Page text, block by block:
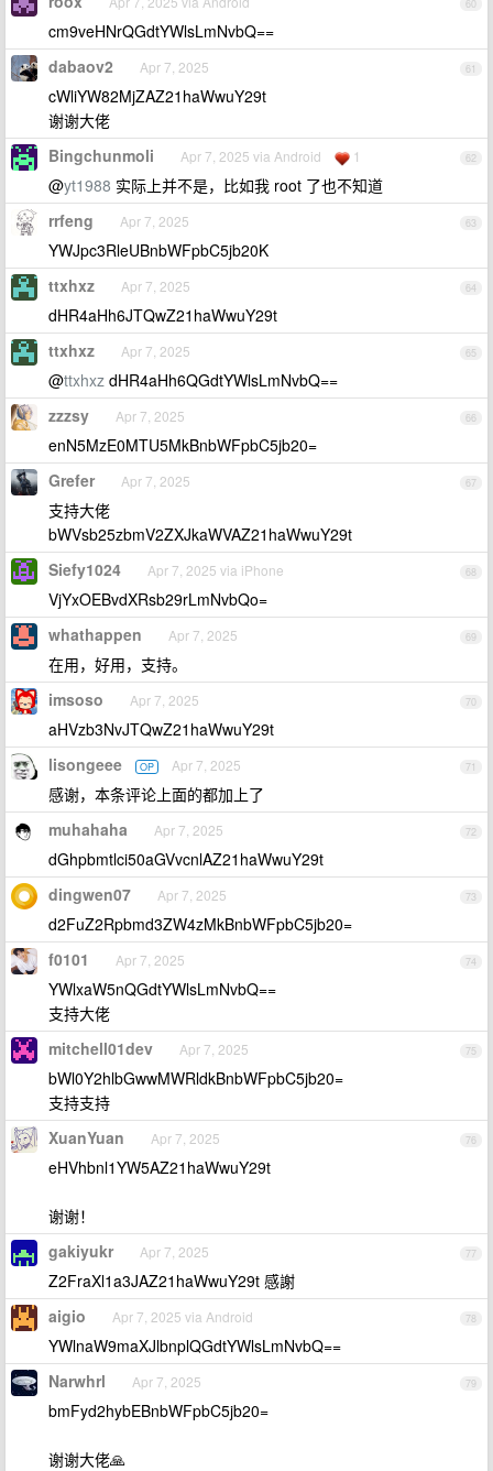
60
cm9veHNrQGdtYWlsLmNvbQ==
61
dabaov2 Apr 7, 2025
cWliYW82MjZAZ21haWwuY29t
谢谢大佬
62
Bingchunmoli Apr 7, 2025 via Android 1
@yt1988 实际上并不是，比如我 root 了也不知道
63
rrfeng Apr 7, 2025
YWJpc3RleUBnbWFpbC5jb20K
64
ttxhxz Apr 7, 2025
dHR4aHh6JTQwZ21haWwuY29t
65
ttxhxz Apr 7, 2025
@ttxhxz dHR4aHh6QGdtYWlsLmNvbQ==
66
zzzsy Apr 7, 2025
enN5MzE0MTU5MkBnbWFpbC5jb20=
67
Grefer Apr 7, 2025
支持大佬
bWVsb25zbmV2ZXJkaWVAZ21haWwuY29t
68
Siefy1024 Apr 7, 2025 via iPhone
VjYxOEBvdXRsb29rLmNvbQo=
69
whathappen Apr 7, 2025
在用，好用，支持。
70
imsoso Apr 7, 2025
aHVzb3NvJTQwZ21haWwuY29t
71
lisongeee OP Apr 7, 2025
感谢，本条评论上面的都加上了
72
muhahaha Apr 7, 2025
dGhpbmtlci50aGVvcnlAZ21haWwuY29t
73
dingwen07 Apr 7, 2025
d2FuZ2Rpbmd3ZW4zMkBnbWFpbC5jb20=
74
f0101 Apr 7, 2025
YWlxaW5nQGdtYWlsLmNvbQ==
支持大佬
75
mitchell01dev Apr 7, 2025
bWl0Y2hlbGwwMWRldkBnbWFpbC5jb20=
支持支持
76
XuanYuan Apr 7, 2025
eHVhbnl1YW5AZ21haWwuY29t
谢谢！
77
gakiyukr Apr 7, 2025
Z2FraXl1a3JAZ21haWwuY29t 感謝
78
aigio Apr 7, 2025 via Android
YWlnaW9maXJlbnplQGdtYWlsLmNvbQ==
79
Narwhrl Apr 7, 2025
bmFyd2hybEBnbWFpbC5jb20=
谢谢大佬🙏